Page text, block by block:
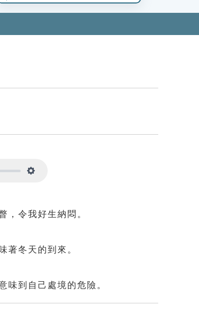
，令我好生納悶。
著冬天的到來。
味到自己處境的危險。